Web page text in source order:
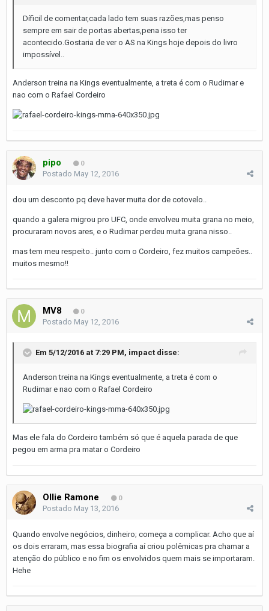
Díficil de comentar,cada lado tem suas razões,mas penso
sempre em sair de portas abertas,pena isso ter
acontecido.Gostaria de ver o AS na Kings hoje depois do livro
impossível..
Anderson treina na Kings eventualmente, a treta é com o Rudimar e
nao com o Rafael Cordeiro
pipo 0
Postado May 12, 2016
dou um desconto pq deve haver muita dor de cotovelo..
quando a galera migrou pro UFC, onde envolveu muita grana no meio,
procuraram novos ares, e o Rudimar perdeu muita grana nisso..
mas tem meu respeito.. junto com o Cordeiro, fez muitos campeões..
muitos mesmo!!
MV8 0
Postado May 12, 2016
Em 5/12/2016 at 7:29 PM, impact disse:
Anderson treina na Kings eventualmente, a treta é com o
Rudimar e nao com o Rafael Cordeiro
Mas ele fala do Cordeiro também só que é aquela parada de que
pegou em arma pra matar o Cordeiro
Ollie Ramone 0
Postado May 13, 2016
Quando envolve negócios, dinheiro; começa a complicar. Acho que aí
os dois erraram, mas essa biografia aí criou polêmicas pra chamar a
atenção do público e no fim os envolvidos quem mais se importaram.
Hehe